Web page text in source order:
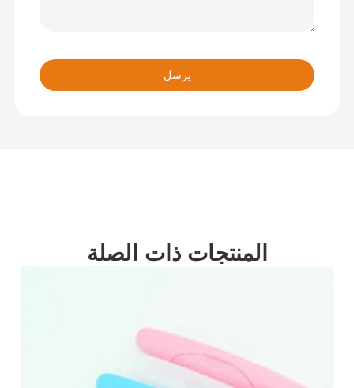
يرسل
المنتجات ذات الصلة